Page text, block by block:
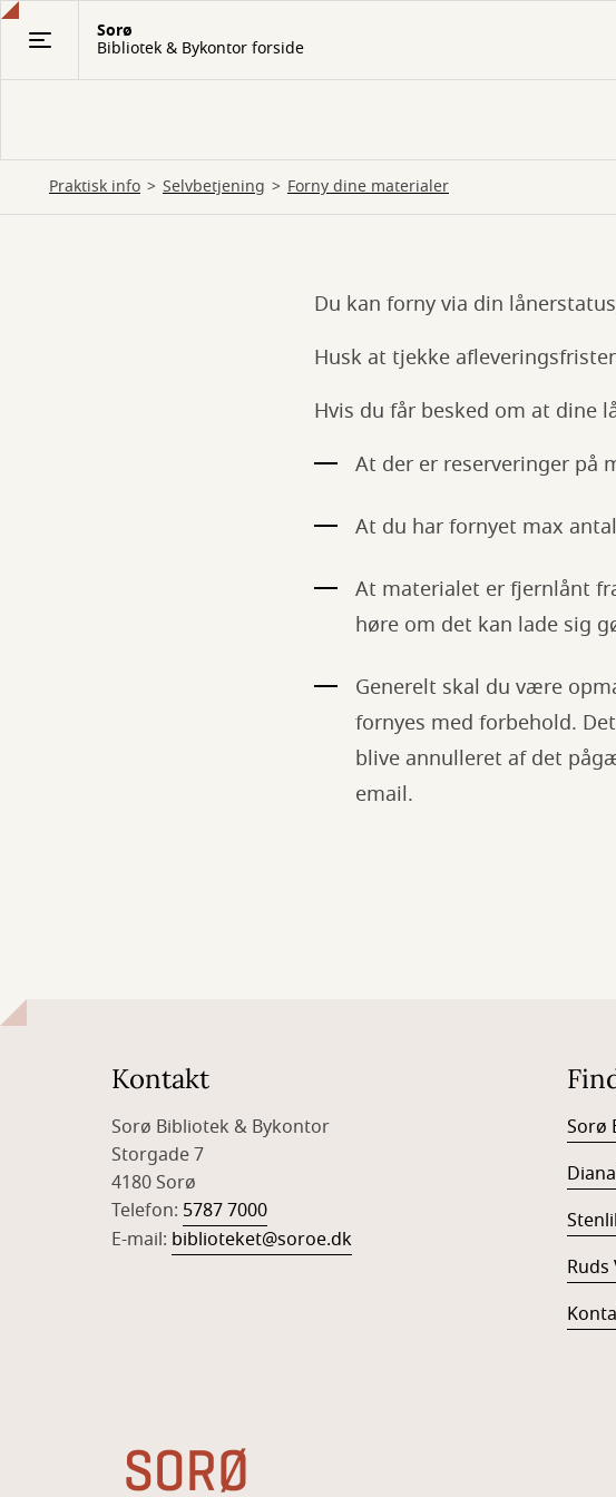
Gå
Sorø
Bibliotek & Bykontor forside
Praktisk info Selvbetjening Forny dine materialer
Du kan forny via din
Husk at tjekke
Hvis du får besked om at dine
At der er reserveringer på
At du har fornyet max
At materialet er fjernlånt
høre om det kan lade sig
Generelt skal du være
fornyes med forbehold.
blive annulleret af det
email.
Kontakt
Sorø Bibliotek & Bykontor
Storgade 7
4180 Sorø
Telefon: 5787 7000
E-mail: biblioteket@soroe.dk
Sorø